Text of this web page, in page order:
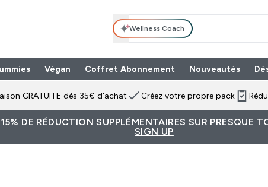
Wellness Coach
Végan Coffret Abonnement Nouveautés
GRATUITE dès 35€ d'achat Créez votre propre pack
DE RÉDUCTION SUPPLÉMENTAIRES SUR PRESQUE
SIGN UP